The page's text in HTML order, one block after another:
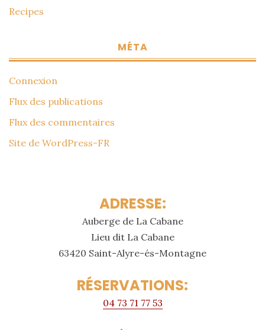
Recipes
MÉTA
Connexion
Flux des publications
Flux des commentaires
Site de WordPress-FR
ADRESSE:
Auberge de La Cabane
Lieu dit La Cabane
63420 Saint-Alyre-és-Montagne
RÉSERVATIONS:
04 73 71 77 53